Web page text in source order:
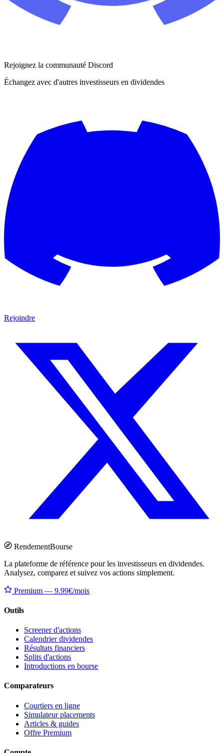
Rejoignez la communauté Discord
Échangez avec d'autres investisseurs en dividendes
Rejoindre
RendementBourse
La plateforme de référence pour les investisseurs en dividendes.
Analysez, comparez et suivez vos actions simplement.
Premium — 9.99€/mois
Outils
Screener d'actions
Calendrier dividendes
Résultats financiers
Splits d'actions
Introductions en bourse
Comparateurs
Courtiers en ligne
Simulateur placements
Articles & guides
Offre Premium